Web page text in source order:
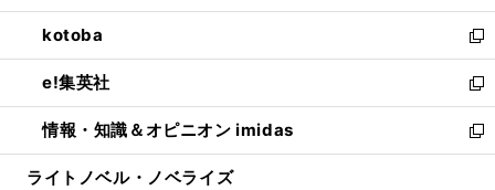
開
く
ウ
で
開
く
ン
ド
ウ
で
開
く
ウ
ィ
ン
ド
ウ
で
開
し
い
ウ
ィ
ン
ド
ウ
kotoba
新
し
い
ウ
ィ
ン
e!集英社
新
し
い
ウ
情報・知識＆オピニオン imidas
新
し
ライトノベル・ノベライズ